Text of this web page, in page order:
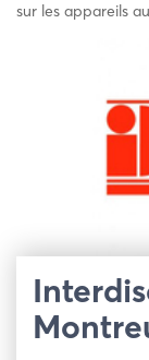
sur les appareils